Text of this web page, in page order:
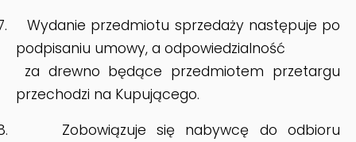
Wydanie przedmiotu sprzedaży następuje po
podpisaniu umowy, a odpowiedzialność
za drewno będące przedmiotem przetargu
przechodzi na Kupującego.
Zobowiązuje się nabywcę do odbioru